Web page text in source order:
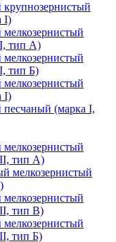
крупнозернистый
I)
мелкозернистый
тип А)
мелкозернистый
тип Б)
мелкозернистый
I)
песчаный (марка I,
мелкозернистый
тип А)
мелкозернистый
мелкозернистый
тип В)
мелкозернистый
тип Б)